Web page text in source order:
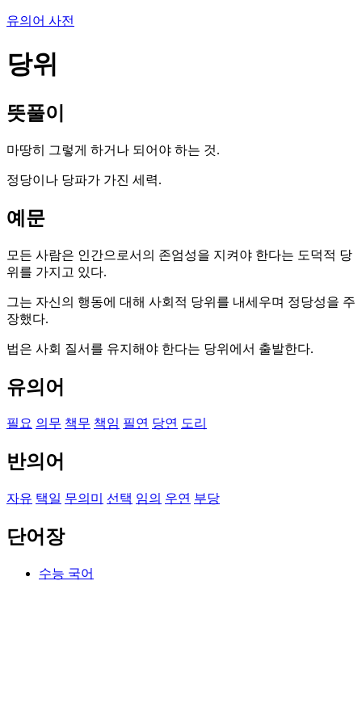
유의어 사전
당위
뜻풀이
마땅히 그렇게 하거나 되어야 하는 것.
정당이나 당파가 가진 세력.
예문
모든 사람은 인간으로서의 존엄성을 지켜야 한다는 도덕적 당
위를 가지고 있다.
그는 자신의 행동에 대해 사회적 당위를 내세우며 정당성을 주
장했다.
법은 사회 질서를 유지해야 한다는 당위에서 출발한다.
유의어
필요 의무 책무 책임 필연 당연 도리
반의어
자유 택일 무의미 선택 임의 우연 부당
단어장
수능 국어